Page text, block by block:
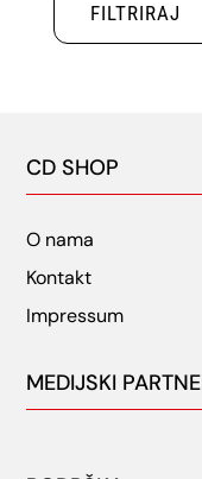
FILTRIRAJ
CD SHOP
O nama
Kontakt
Impressum
MEDIJSKI